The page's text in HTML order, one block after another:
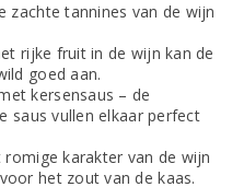
zachte tannines van de wijn
rijke fruit in de wijn kan de
goed aan.
kersensaus – de
saus vullen elkaar perfect
karakter van de wijn
het zout van de kaas.